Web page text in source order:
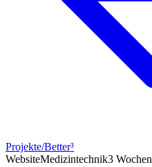
Projekte/Better³
WebsiteMedizintechnik3 Wochen